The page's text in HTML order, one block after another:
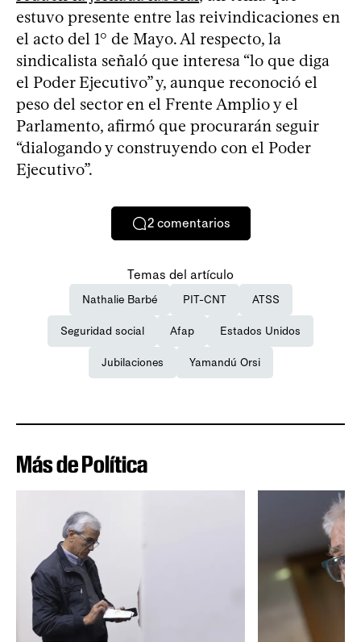
estuvo presente entre las reivindicaciones en
el acto del 1° de Mayo. Al respecto, la
sindicalista señaló que interesa “lo que diga
el Poder Ejecutivo” y, aunque reconoció el
peso del sector en el Frente Amplio y el
Parlamento, afirmó que procurarán seguir
“dialogando y construyendo con el Poder
Ejecutivo”.
2 comentarios
Temas del artículo
Nathalie Barbé PIT-CNT ATSS
Seguridad social Afap Estados Unidos
Jubilaciones Yamandú Orsi
Más de Política